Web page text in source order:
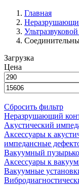
Главная
Загрузка
Цена
Сбросить фильтр
Неразрушающий
Акустический
Аксессуары к
импедансные
Вакуумный
Аксессуары к
Вакуумные